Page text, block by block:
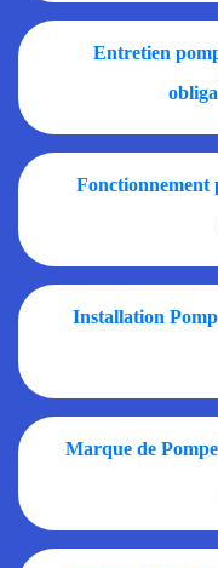
Entretien
Fonctionnement
Installation
Marque de